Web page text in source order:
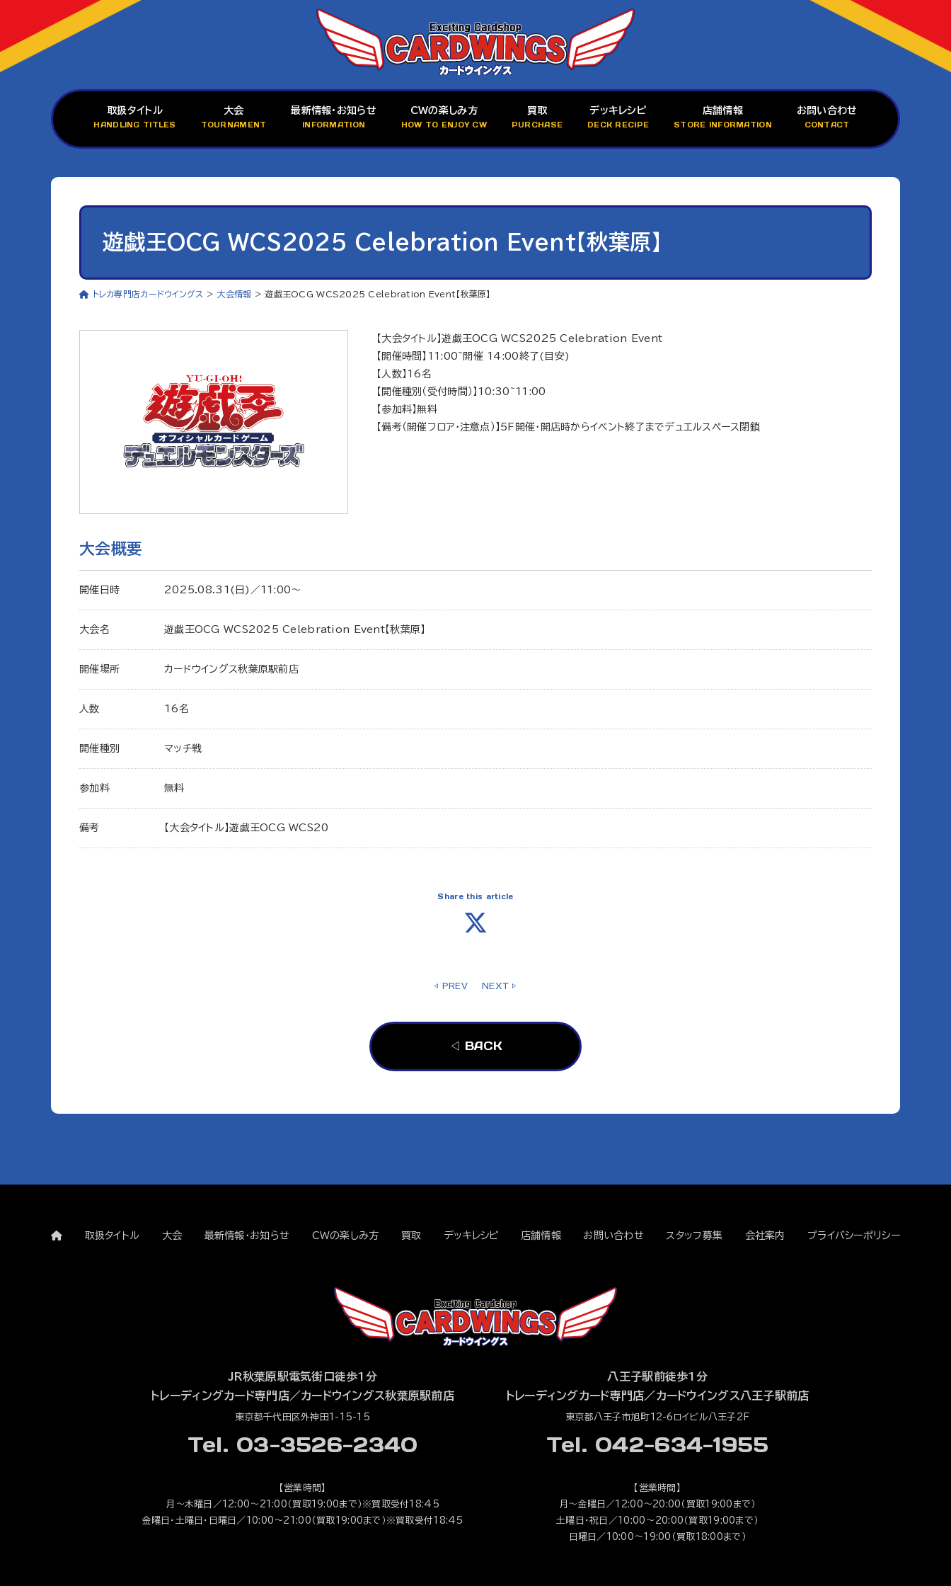
取扱タイトル
HANDLING TITLES
大会
TOURNAMENT
最新情報・お知らせ
INFORMATION
CWの楽しみ方
HOW TO ENJOY CW
買取
PURCHASE
デッキレシピ
DECK RECIPE
店舗情報
STORE INFORMATION
お問い合わせ
CONTACT
遊戯王OCG WCS2025 Celebration Event【秋葉原】
トレカ専門店カードウイングス > 大会情報 >遊戯王OCG WCS2025 Celebration Event【秋葉原】
【大会タイトル】遊戯王OCG WCS2025 Celebration Event
【開催時間】11:00~開催 14:00終了(目安)
【人数】16名
【開催種別（受付時間）】10:30~11:00
【参加料】無料
【備考（開催フロア・注意点）】5F開催・開店時からイベント終了までデュエルスペース閉鎖
大会概要
開催日時 2025.08.31(日)／11:00〜
大会名 遊戯王OCG WCS2025 Celebration Event【秋葉原】
開催場所 カードウイングス秋葉原駅前店
人数 16名
開催種別 マッチ戦
参加料 無料
備考 【大会タイトル】遊戯王OCG WCS20
Share this article
◁ PREV NEXT ▷
◁ BACK
取扱タイトル 大会 最新情報・お知らせ CWの楽しみ方 買取 デッキレシピ 店舗情報 お問い合わせ スタッフ募集 会社案内 プライバシーポリシー
JR秋葉原駅電気街口徒歩1分
トレーディングカード専門店／カードウイングス秋葉原駅前店
東京都千代田区外神田1-15-15
Tel. 03-3526-2340
【営業時間】
月～木曜日／12:00～21:00（買取19:00まで）※買取受付18:45
金曜日・土曜日・日曜日／10:00～21:00（買取19:00まで）※買取受付18:45
八王子駅前徒歩1分
トレーディングカード専門店／カードウイングス八王子駅前店
東京都八王子市旭町12-6ロイビル八王子2F
Tel. 042-634-1955
【営業時間】
月～金曜日／12:00～20:00（買取19:00まで）
土曜日・祝日／10:00～20:00（買取19:00まで）
日曜日／10:00～19:00（買取18:00まで）